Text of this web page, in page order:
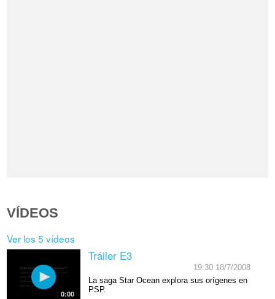
VÍDEOS
Ver los 5 vídeos
0:00
Tráiler E3
19:30 18/7/2008
La saga Star Ocean explora sus orígenes en
PSP.